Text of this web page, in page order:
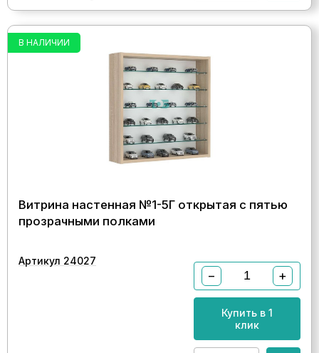
В НАЛИЧИИ
Витрина настенная №1-5Г открытая с пятью
прозрачными полками
Артикул 24027
− +
Купить в 1
клик